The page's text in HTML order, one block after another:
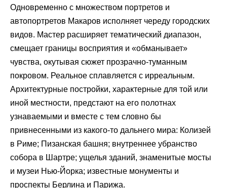
Одновременно с множеством портретов и
автопортретов Макаров исполняет череду городских
видов. Мастер расширяет тематический диапазон,
смещает границы восприятия и «обманывает»
чувства, окутывая сюжет прозрачно-туманным
покровом. Реальное сплавляется с ирреальным.
Архитектурные постройки, характерные для той или
иной местности, предстают на его полотнах
узнаваемыми и вместе с тем словно бы
привнесенными из какого-то дальнего мира: Колизей
в Риме; Пизанская башня; внутреннее убранство
собора в Шартре; ущелья зданий, знаменитые мосты
и музеи Нью-Йорка; известные монументы и
проспекты Берлина и Парижа.